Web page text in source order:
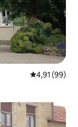
Évaluation
4,91 (99)